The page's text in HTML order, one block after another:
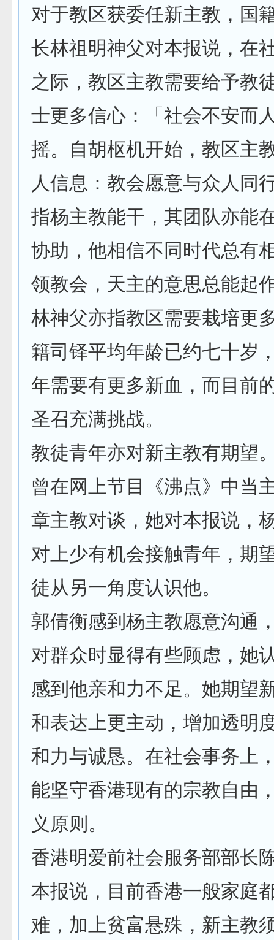
对于教区获委任新主教，国
长林祖明神父对本报说，在
之际，教区主教需要给予教
士更多信心：「社会不安而
摇。自胡枢机开始，教区主
人信息：教会愿意与众人同
指杨主教能干，其团队亦能
协助，他相信不同时代总有
领教会，天主的意思总能起
林神父亦指教区需要栽培更
籍司铎平均年龄已约七十岁
年需要有更多新血，而目前
圣召充满挑战。
教徒青年亦对新主教有期望
曾在网上节目《沸点》中当
章主教对谈，她对本报说，
对上少有机会接触青年，期
徒从另一角度认识他。
郭倩衡感到杨主教愿意沟通
对群众时显得有些顾虑，她
感到他亲和力不足。她期望
和表达上更主动，增加透明
和力与诚恳。在社会事务上
能坚守香港现有的宗教自由
义原则。
香港明爱前社会服务部部长
本报说，目前香港一般家庭
难，加上贫富悬殊，新主教